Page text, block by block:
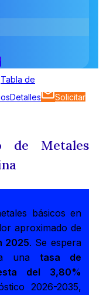
Tabla de
Detalles
Solicitar
de Metales
básicos en
aproximado de
2025. Se espera
una tasa de
del 3,80%
2026-2035,